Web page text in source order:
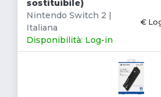
sostituibile)
Nintendo Switch 2 |
Italiana
Disponibilità: Log-in
€